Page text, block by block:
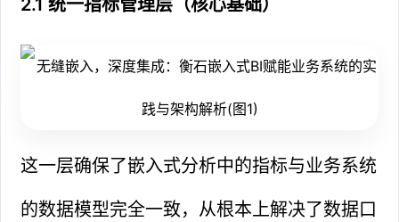
2.1 统一指标管理层（核心基础）
这一层确保了嵌入式分析中的指标与业务系统
的数据模型完全一致，从根本上解决了数据口